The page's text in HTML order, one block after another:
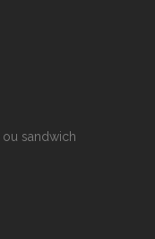
sandwich